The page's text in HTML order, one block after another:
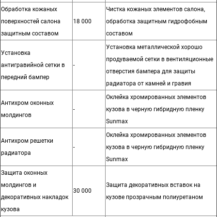
Обработка кожаных
поверхностей салона
защитным составом
18 000
Чистка кожаных элементов салона,
обработка защитным гидрофобным
составом
Установка
антигравийной сетки в
передний бампер
-
Установка металлической хорошо
продуваемой сетки в вентиляционные
отверстия бампера для защиты
радиатора от камней и гравия
Антихром оконных
молдингов
-
Оклейка хромированных элементов
кузова в черную гибридную пленку
Sunmax
Антихром решетки
радиатора
-
Оклейка хромированных элементов
кузова в черную гибридную пленку
Sunmax
Защита оконных
молдингов и
декоративных накладок
кузова
30 000
Защита декоративных вставок на
кузове прозрачным полиуретаном